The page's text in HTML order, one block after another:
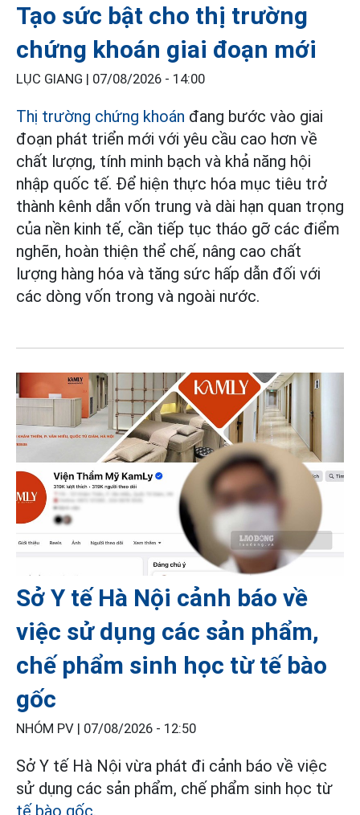
Tạo sức bật cho thị trường
chứng khoán giai đoạn mới
LỤC GIANG | 07/08/2026 - 14:00
Thị trường chứng khoán đang bước vào giai
đoạn phát triển mới với yêu cầu cao hơn về
chất lượng, tính minh bạch và khả năng hội
nhập quốc tế. Để hiện thực hóa mục tiêu trở
thành kênh dẫn vốn trung và dài hạn quan trọng
của nền kinh tế, cần tiếp tục tháo gỡ các điểm
nghẽn, hoàn thiện thể chế, nâng cao chất
lượng hàng hóa và tăng sức hấp dẫn đối với
các dòng vốn trong và ngoài nước.
Sở Y tế Hà Nội cảnh báo về
việc sử dụng các sản phẩm,
chế phẩm sinh học từ tế bào
gốc
NHÓM PV | 07/08/2026 - 12:50
Sở Y tế Hà Nội vừa phát đi cảnh báo về việc
sử dụng các sản phẩm, chế phẩm sinh học từ
tế bào gốc